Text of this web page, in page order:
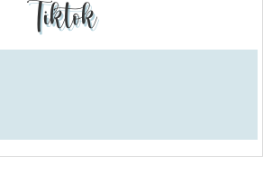
Tiktok